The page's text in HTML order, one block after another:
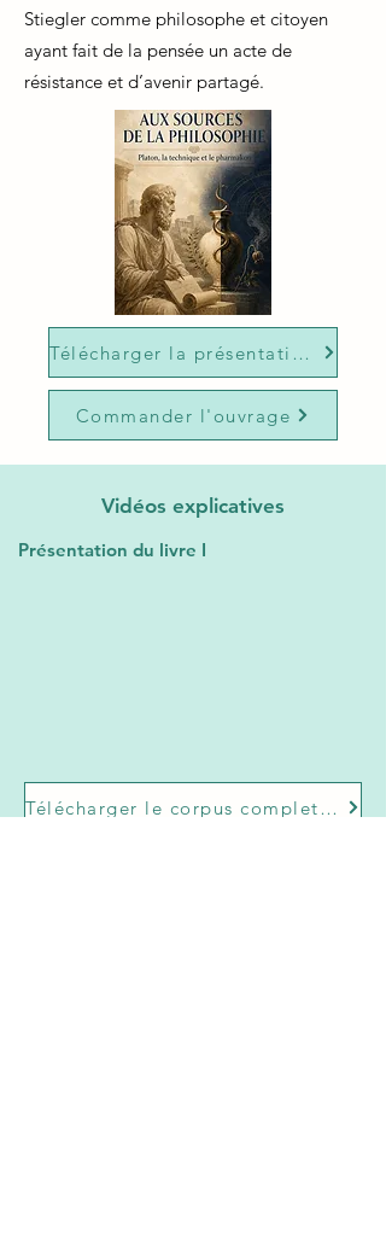
Stiegler comme philosophe et citoyen
ayant fait de la pensée un acte de
résistance et d’avenir partagé.
Télécharger la présentation de l'ouvrage
Commander l'ouvrage
Vidéos explicatives
Présentation du livre I
Télécharger le corpus complet du livre I